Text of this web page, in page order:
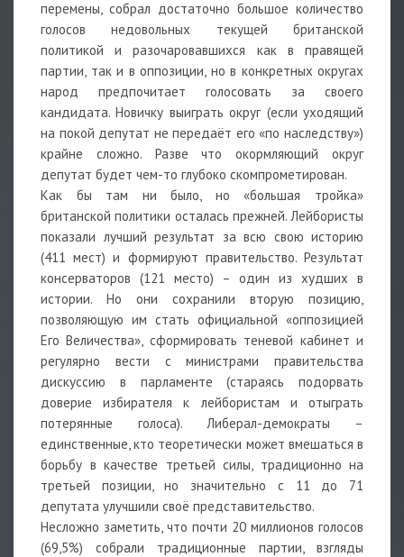
перемены, собрал достаточно большое количество
голосов недовольных текущей британской
политикой и разочаровавшихся как в правящей
партии, так и в оппозиции, но в конкретных округах
народ предпочитает голосовать за своего
кандидата. Новичку выиграть округ (если уходящий
на покой депутат не передаёт его «по наследству»)
крайне сложно. Разве что окормляющий округ
депутат будет чем-то глубоко скомпрометирован.
Как бы там ни было, но «большая тройка»
британской политики осталась прежней. Лейбористы
показали лучший результат за всю свою историю
(411 мест) и формируют правительство. Результат
консерваторов (121 место) – один из худших в
истории. Но они сохранили вторую позицию,
позволяющую им стать официальной «оппозицией
Его Величества», сформировать теневой кабинет и
регулярно вести с министрами правительства
дискуссию в парламенте (стараясь подорвать
доверие избирателя к лейбористам и отыграть
потерянные голоса). Либерал-демократы –
единственные, кто теоретически может вмешаться в
борьбу в качестве третьей силы, традиционно на
третьей позиции, но значительно с 11 до 71
депутата улучшили своё представительство.
Несложно заметить, что почти 20 миллионов голосов
(69,5%) собрали традиционные партии, взгляды